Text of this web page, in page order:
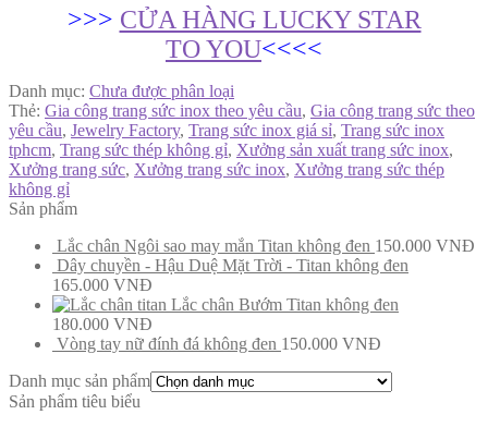
>>> CỬA HÀNG LUCKY STAR
TO YOU<<<<
Danh mục: Chưa được phân loại
Thẻ: Gia công trang sức inox theo yêu cầu, Gia công trang sức theo
yêu cầu, Jewelry Factory, Trang sức inox giá sỉ, Trang sức inox
tphcm, Trang sức thép không gỉ, Xưởng sản xuất trang sức inox,
Xưởng trang sức, Xưởng trang sức inox, Xưởng trang sức thép
không gỉ
Sản phẩm
Lắc chân Ngôi sao may mắn Titan không đen 150.000 VNĐ
Dây chuyền - Hậu Duệ Mặt Trời - Titan không đen
165.000 VNĐ
Lắc chân Bướm Titan không đen
180.000 VNĐ
Vòng tay nữ đính đá không đen 150.000 VNĐ
Danh mục sản phẩm
Sản phẩm tiêu biểu